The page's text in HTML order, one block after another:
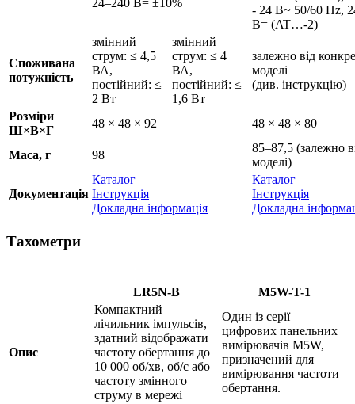
24–240 В= ±10%
- 24 В~ 50/60 Hz,
В= (AT…-2)
Споживана
потужність
змінний
струм: ≤ 4,5
ВА,
постійний: ≤
2 Вт
змінний
струм: ≤ 4
ВА,
постійний: ≤
1,6 Вт
залежно від
моделі
(див. інструкцію)
Розміри
Ш×В×Г
48 × 48 × 92 48 × 48 × 80
Маса, г 98
85–87,5 (залежно
моделі)
Документація
Каталог
Інструкція
Докладна інформація
Каталог
Інструкція
Докладна
Тахометри
LR5N-B M5W-T-1
Опис
Компактний
лічильник імпульсів,
здатний відображати
частоту обертання до
10 000 об/хв, об/с або
частоту змінного
струму в мережі
Один із серії
цифрових панельних
вимірювачів M5W,
призначений для
вимірювання частоти
обертання.